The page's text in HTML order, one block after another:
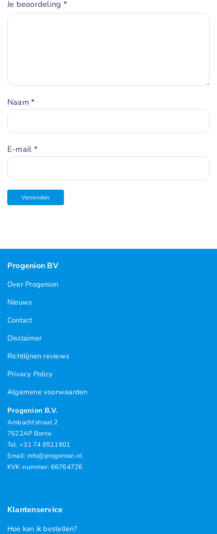
Je beoordeling *
Naam*
E-mail *
Progenion BV
Over Progenion
Nieuws
Contact
Disclaimer
Richtlijnen reviews
Privacy Policy
Algemene voorwaarden
Progenion B.V.
Ambachtstraat 2
7622AP Borne
Tel. +31 74 8511901
Email: info@progenion.nl
KVK-nummer: 66764726
Klantenservice
Hoe kan ik bestellen?